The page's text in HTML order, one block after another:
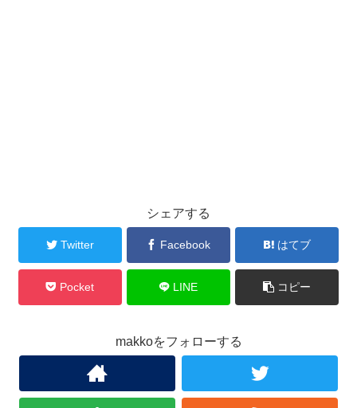
シェアする
Twitter Facebook はてブ
Pocket LINE コピー
makkoをフォローする